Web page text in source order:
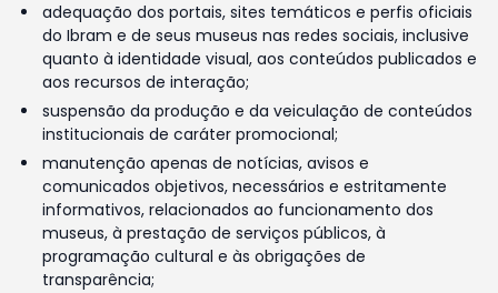
adequação dos portais, sites temáticos e perfis oficiais
do Ibram e de seus museus nas redes sociais, inclusive
quanto à identidade visual, aos conteúdos publicados e
aos recursos de interação;
suspensão da produção e da veiculação de conteúdos
institucionais de caráter promocional;
manutenção apenas de notícias, avisos e
comunicados objetivos, necessários e estritamente
informativos, relacionados ao funcionamento dos
museus, à prestação de serviços públicos, à
programação cultural e às obrigações de
transparência;